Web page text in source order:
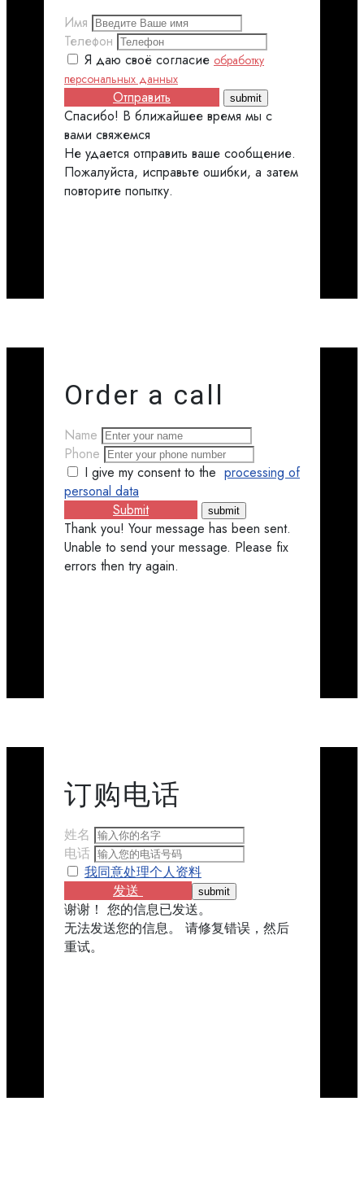
Имя
Телефон
Я даю своё согласие обработку
персональных данных
Отправить
Спасибо! В ближайшее время мы с
вами свяжемся
Не удается отправить ваше сообщение.
Пожалуйста, исправьте ошибки, а затем
повторите попытку.
Order a call
Name
Phone
I give my consent to the processing of
personal data
Submit
Thank you! Your message has been sent.
Unable to send your message. Please fix
errors then try again.
订购​​电话
姓名
电话
我同意处理个人资料
发送
谢谢！ 您的信息已发送。
无法发送您的信息。 请修复错误，然后
重试。